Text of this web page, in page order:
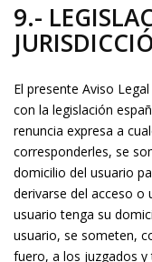
9.-
El presente Aviso
con la legislación
renuncia expresa a
corresponderles, se
domicilio del usuario
derivarse del acceso o
usuario tenga su
usuario, se someten,
fuero, a los juzgados y